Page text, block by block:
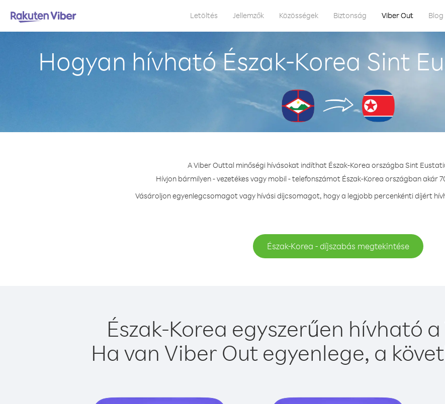
Letöltés Jellemzők Közösségek Biztonság Viber Out Blog
Hogyan hívható Észak-Korea Sint
A Viber Outtal minőségi hívásokat indíthat Észak-Korea országba Sint
Hívjon bármilyen - vezetékes vagy mobil - telefonszámot Észak-Korea országban akár
Vásároljon egyenlegcsomagot vagy hívási díjcsomagot, hogy a legjobb percenkénti díjért
Észak-Korea - díjszabás megtekintése
Észak-Korea egyszerűen hívható
Ha van Viber Out egyenlege, a